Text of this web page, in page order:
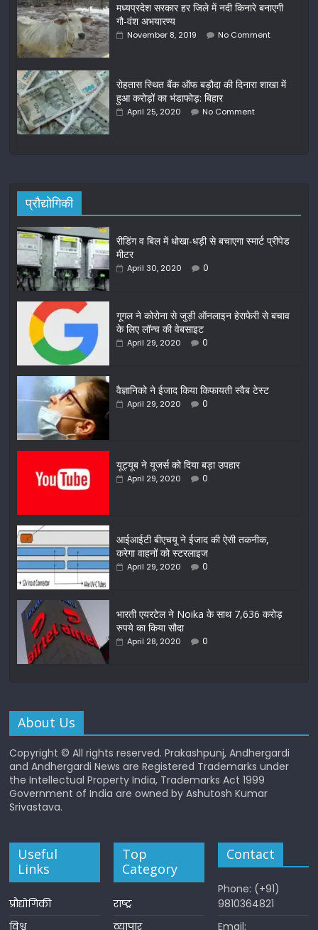
मध्यप्रदेश सरकार हर जिले में नदी किनारे बनाएगी
गौ-वंश अभयारण्य
November 8, 2019 No Comment
रोहतास स्थित बैंक ऑफ बड़ौदा की दिनारा शाखा में
हुआ करोड़ों का भंडाफोड़: बिहार
April 25, 2020 No Comment
प्रौद्योगिकी
रीडिंग व बिल में धोखा-धड़ी से बचाएगा स्मार्ट प्रीपेड
मीटर
April 30, 2020 0
गूगल ने कोरोना से जुड़ी ऑनलाइन हेराफेरी से बचाव
के लिए लॉन्च की वेबसाइट
April 29, 2020 0
वैज्ञानिको ने ईजाद किया किफायती स्वैब टेस्ट
April 29, 2020 0
यूट्यूब ने यूजर्स को दिया बड़ा उपहार
April 29, 2020 0
आईआईटी बीएचयू ने ईजाद की ऐसी तकनीक,
करेगा वाहनों को स्टरलाइज
April 29, 2020 0
भारती एयरटेल ने Noika के साथ 7,636 करोड़
रुपये का किया सौदा
April 28, 2020 0
About Us
Copyright © All rights reserved. Prakashpunj, Andhergardi
and Andhergardi News are Registered Trademarks under
the Intellectual Property India, Trademarks Act 1999
Government of India are owned by Ashutosh Kumar
Srivastava.
Useful
Links
प्रौद्योगिकी
विश्व
Top
Category
राष्ट्र
व्यापार
Contact
Phone: (+91)
9810364821
Email: